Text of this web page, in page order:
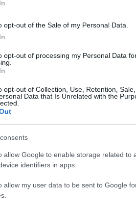
opt-out of the Sale of my Personal Data.
opt-out of processing my Personal Data
opt-out of Collection, Use, Retention,
Data that Is Unrelated with the
allow Google to enable storage related to
identifiers in apps.
allow my user data to be sent to Google
érkezett, a posta által
érvényesek-e.
alapos, az országos listás
összegzése,
kizárólag a
vétett jogsértés alapján
kérelmében az NVB-
NVI-t kötelezze a
adatok
A felülvizsgálati
jogsértő volta - azonban a
amit kérelmező